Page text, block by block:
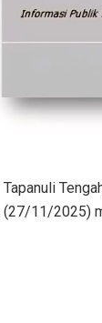
Tapanuli
(27/11/2025)